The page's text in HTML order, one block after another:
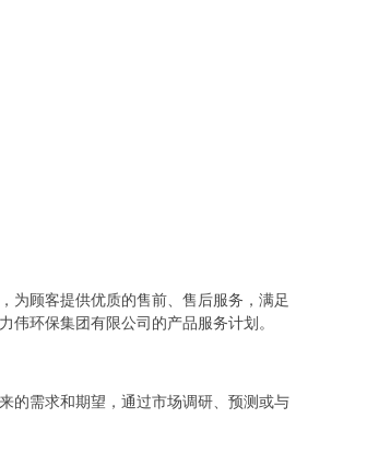
为顾客提供优质的售前、售后服务，满足
环保集团有限公司的产品服务计划。
的需求和期望，通过市场调研、预测或与